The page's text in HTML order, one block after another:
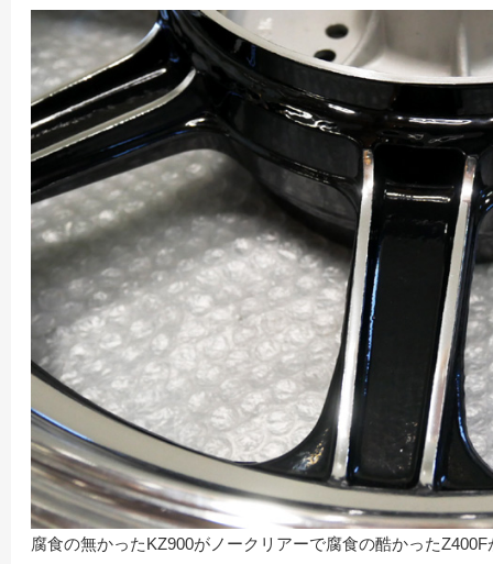
腐食の無かったKZ900がノークリアーで腐食の酷かった